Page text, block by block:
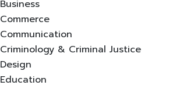
Business
Commerce
Communication
Criminology & Criminal Justice
Design
Education